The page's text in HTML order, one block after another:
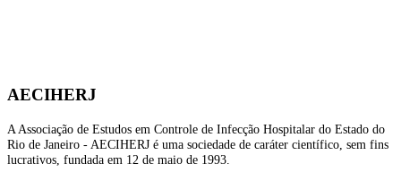
AECIHERJ
A Associação de Estudos em Controle de Infecção Hospitalar do Estado do
Rio de Janeiro - AECIHERJ é uma sociedade de caráter científico, sem fins
lucrativos, fundada em 12 de maio de 1993.